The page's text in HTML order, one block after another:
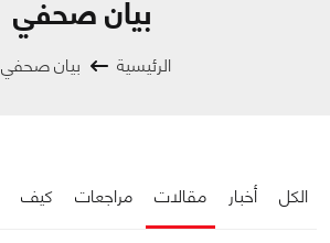
بيان صحفي
الرئيسية بيان صحفي
الكل أخبار مقالات مراجعات كيف